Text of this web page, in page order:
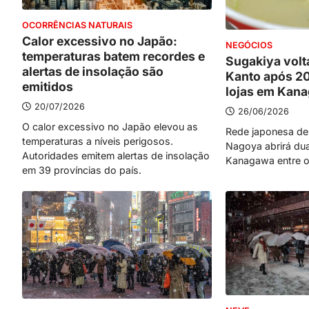
OCORRÊNCIAS NATURAIS
Calor excessivo no Japão:
temperaturas batem recordes e
alertas de insolação são
emitidos
20/07/2026
O calor excessivo no Japão elevou as
temperaturas a níveis perigosos.
Autoridades emitem alertas de insolação
em 39 províncias do país.
NEGÓCIOS
Sugakiya
Kanto após
lojas em
26/06/2026
Rede japonesa
Nagoya abrirá
Kanagawa entre